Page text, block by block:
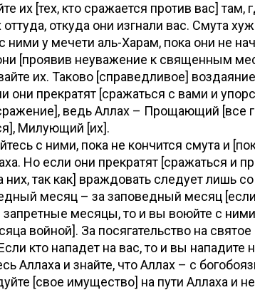
их [тех, кто сражается против вас] там,
оттуда, откуда они изгнали вас. Смута
ними у мечети аль-Харам, пока они не
[проявив неуважение к священным
их. Таково [справедливое]
прекратят [сражаться с вами и
ведь Аллах – Прощающий [все
Милующий [их].
с ними, пока не кончится смута и
Но если они прекратят [сражаться и
них, так как] враждовать следует лишь
месяц – за заповедный месяц
запретные месяцы, то и вы воюйте с
войной]. За посягательство на
кто нападет на вас, то и вы нападите
Аллаха и знайте, что Аллах – с
[свое имущество] на пути Аллаха и